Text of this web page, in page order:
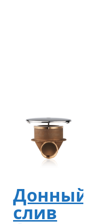
Донный
слив